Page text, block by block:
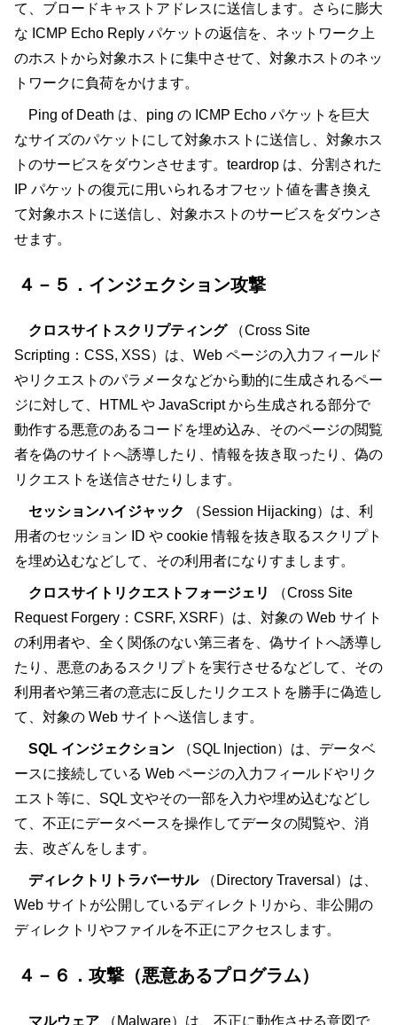
て、ブロードキャストアドレスに送信します。さらに膨大
な ICMP Echo Reply パケットの返信を、ネットワーク上
のホストから対象ホストに集中させて、対象ホストのネッ
トワークに負荷をかけます。
Ping of Death は、ping の ICMP Echo パケットを巨大
なサイズのパケットにして対象ホストに送信し、対象ホス
トのサービスをダウンさせます。teardrop は、分割された
IP パケットの復元に用いられるオフセット値を書き換え
て対象ホストに送信し、対象ホストのサービスをダウンさ
せます。
４－５．インジェクション攻撃
クロスサイトスクリプティング
（Cross Site
Scripting：CSS, XSS）は、Web ページの入力フィールド
やリクエストのパラメータなどから動的に生成されるペー
ジに対して、HTML や JavaScript から生成される部分で
動作する悪意のあるコードを埋め込み、そのページの閲覧
者を偽のサイトへ誘導したり、情報を抜き取ったり、偽の
リクエストを送信させたりします。
セッションハイジャック
（Session Hijacking）は、利
用者のセッション ID や cookie 情報を抜き取るスクリプト
を埋め込むなどして、その利用者になりすまします。
クロスサイトリクエストフォージェリ
（Cross Site
Request Forgery：CSRF, XSRF）は、対象の Web サイト
の利用者や、全く関係のない第三者を、偽サイトへ誘導し
たり、悪意のあるスクリプトを実行させるなどして、その
利用者や第三者の意志に反したリクエストを勝手に偽造し
て、対象の Web サイトへ送信します。
SQL インジェクション
（SQL Injection）は、データベ
ースに接続している Web ページの入力フィールドやリク
エスト等に、SQL 文やその一部を入力や埋め込むなどし
て、不正にデータベースを操作してデータの閲覧や、消
去、改ざんをします。
ディレクトリトラバーサル
（Directory Traversal）は、
Web サイトが公開しているディレクトリから、非公開の
ディレクトリやファイルを不正にアクセスします。
４－６．攻撃（悪意あるプログラム）
マルウェア （Malware）は、不正に動作させる意図で